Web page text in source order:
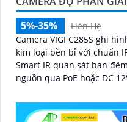
5%-35%
Liên Hệ
Camera VIGI C285S ghi
kim loại bền bỉ với chuẩn IP67
Smart IR quan sát ban
nguồn qua PoE hoặc DC